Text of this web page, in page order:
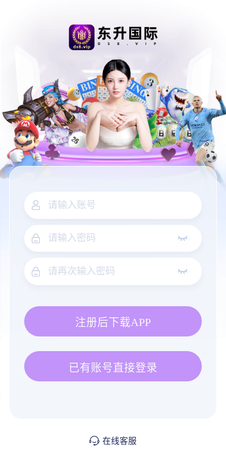
注册后下载APP
已有账号直接登录
在线客服